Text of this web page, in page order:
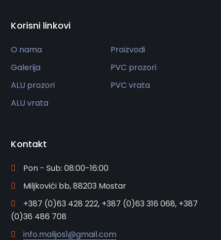
Korisni linkovi
O nama
Proizvodi
Galerija
PVC prozori
ALU prozori
PVC vrata
ALU vrata
Kontakt
Pon - Sub: 08:00-16:00
Miljkovići bb, 88203 Mostar
+387 (0)63 428 222, +387 (0)63 316 068, +387
(0)36 486 708
info.malijos1@gmail.com